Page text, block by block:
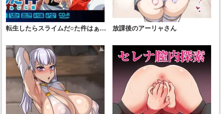
転生したらスライムだ○た件はぁは
放課後のアーリャさん